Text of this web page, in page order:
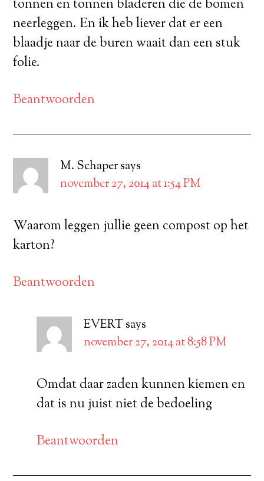
tonnen en tonnen bladeren die de bomen
neerleggen. En ik heb liever dat er een
blaadje naar de buren waait dan een stuk
folie.
Beantwoorden
M. Schapersays
november 27, 2014 at 1:54 PM
Waarom leggen jullie geen compost op het
karton?
Beantwoorden
EVERTsays
november 27, 2014 at 8:58 PM
Omdat daar zaden kunnen kiemen en
dat is nu juist niet de bedoeling
Beantwoorden